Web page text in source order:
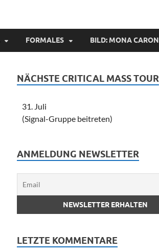
FORMALES BILD: MONA CARON
NÄCHSTE CRITICAL MASS TOUR
31. Juli
(Signal-Gruppe beitreten)
ANMELDUNG NEWSLETTER
LETZTE KOMMENTARE